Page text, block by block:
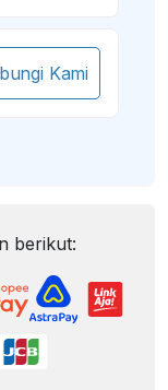
Kami
berikut: